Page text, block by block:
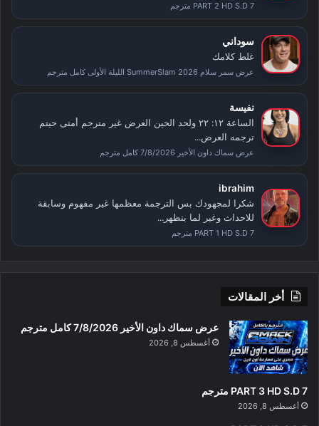
PART 2 HD S.D 7 مترجم
سوداني
غلط كلامك
عرض سمر سلام SummerSlam 2026 الليلة الأولى كامل مترجم
نفيسة
الساعة ١٢: ٢٢ ولحد الحين العرض غير مترجم أمتى حيتم
ترجمه العرض...
عرض سماك داون الأخير 7/8/2026 كامل مترجم
ibrahim
شكرا لمجهودك بس الترجمة معظمها غير مفهوم وسابقة
للاحداث وغير لما بتظهر...
PART 1 HD S.D 7 مترجم
أخر المقالات
عرض سماك داون الأخير 7/8/2026 كامل مترجم
أغسطس 8, 2026
PART 3 HD S.D 7 مترجم
أغسطس 8, 2026